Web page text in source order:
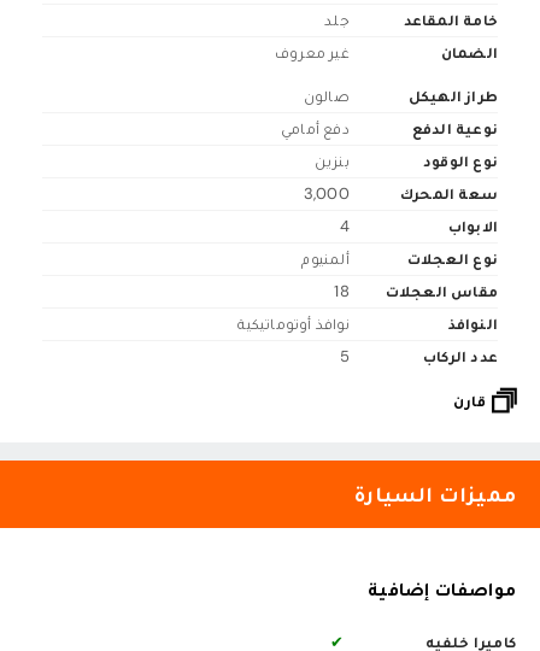
خامة المقاعد
جلد
الضمان
غير معروف
طراز الهيكل
صالون
نوعية الدفع
دفع أمامي
نوع الوقود
بنزين
سعة المحرك
3,000
الابواب
4
نوع العجلات
ألمنيوم
مقاس العجلات
18
النوافذ
نوافذ أوتوماتيكية
عدد الركاب
5
قارن
مميزات السيارة
مواصفات إضافية
كاميرا خلفيه
✔